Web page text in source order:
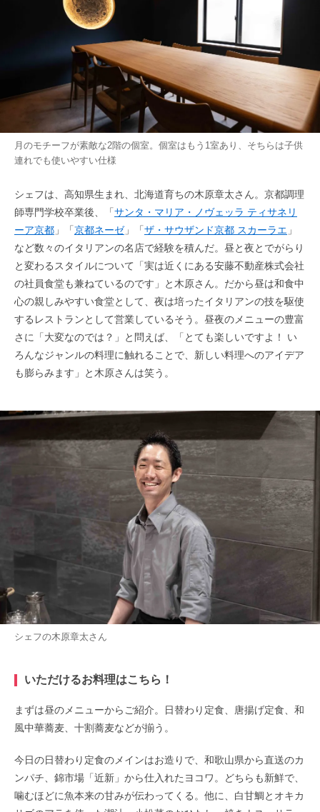
月のモチーフが素敵な2階の個室。個室はもう1室あり、そちらは子供
連れでも使いやすい仕様
シェフは、高知県生まれ、北海道育ちの木原章太さん。京都調理
師専門学校卒業後、「サンタ・マリア・ノヴェッラ ティサネリ
ーア京都 」「京都ネーゼ」「ザ・サウザンド京都 スカーラエ 」
など数々のイタリアンの名店で経験を積んだ。昼と夜とでがらり
と変わるスタイルについて「実は近くにある安藤不動産株式会社
の社員食堂も兼ねているのです」と木原さん。だから昼は和食中
心の親しみやすい食堂として、夜は培ったイタリアンの技を駆使
するレストランとして営業しているそう。昼夜のメニューの豊富
さに「大変なのでは？」と問えば、「とても楽しいですよ！ い
ろんなジャンルの料理に触れることで、新しい料理へのアイデア
も膨らみます」と木原さんは笑う。
シェフの木原章太さん
いただけるお料理はこちら！
まずは昼のメニューからご紹介。日替わり定食、唐揚げ定食、和
風中華蕎麦、十割蕎麦などが揃う。
今日の日替わり定食のメインはお造りで、和歌山県から直送のカ
ンパチ、錦市場「近新」から仕入れたヨコワ。どちらも新鮮で、
噛むほどに魚本来の甘みが伝わってくる。他に、白甘鯛とオキカ